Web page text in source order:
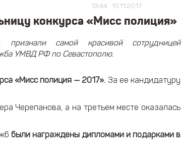
13:44 10.11.2017
конкурса «Мисс полиция»
признали самой красивой сотрудницей
УМВД РФ по Севастополю.
«Мисс полиция — 2017». За ее кандидатуру
Черепанова, а на третьем месте оказалась
были награждены дипломами и подарками в